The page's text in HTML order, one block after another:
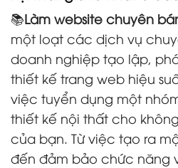
📚Làm website chuyên
một loạt các dịch vụ
doanh nghiệp tạo lập,
thiết kế trang web hiệu
việc tuyển dụng một
thiết kế nội thất cho
của bạn. Từ việc tạo ra
đến đảm bảo chức năng